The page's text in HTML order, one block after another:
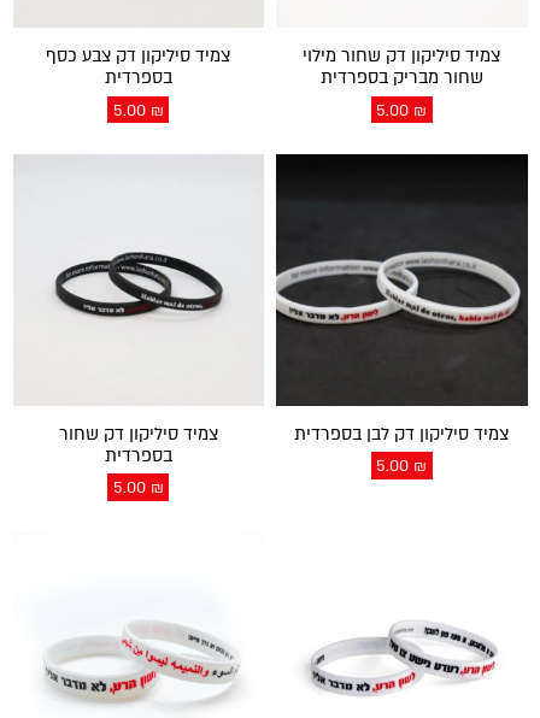
צמיד סיליקון דק שחור מילוי
שחור מבריק בספרדית
5.00 ₪
צמיד סיליקון דק צבע כסף
בספרדית
5.00 ₪
צמיד סיליקון דק לבן בספרדית
5.00 ₪
צמיד סיליקון דק שחור
בספרדית
5.00 ₪